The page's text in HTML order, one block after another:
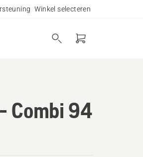
Winkel selecteren
Combi 94